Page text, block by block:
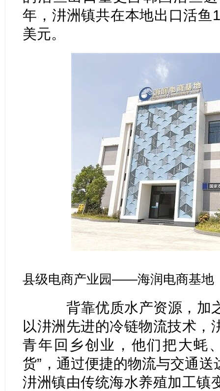
年，汫洲镇共在本地出口活鱼
美元。
县级电商产业园——海润电商基地
背靠优质水产资源，加
以汫洲先进的冷链物流技术，
青年回乡创业，他们把大蚝
货”，通过便捷的物流与交通
汫洲镇由传统海水养殖加工镇